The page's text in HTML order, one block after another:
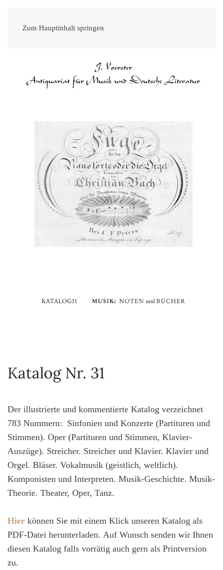
Zum Hauptinhalt springen
Katalog Nr. 31
Der illustrierte und kommentierte Katalog verzeichnet
783 Nummern: Sinfonien und Konzerte (Partituren und
Stimmen). Oper (Partituren und Stimmen, Klavier-
Auszüge). Streicher. Streicher und Klavier. Klavier und
Orgel. Bläser. Vokalmusik (geistlich, weltlich).
Komponisten und Interpreten. Musik-Geschichte. Musik-
Theorie. Theater, Oper, Tanz.
Hier können Sie mit einem Klick unseren Katalog als
PDF-Datei herunterladen. Auf Wunsch senden wir Ihnen
diesen Katalog falls vorrätig auch gern als Printversion
zu.